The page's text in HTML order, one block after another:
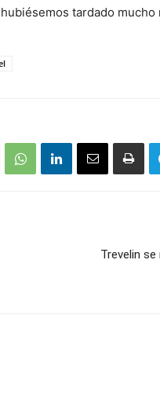
tardado mucho
Trevelin